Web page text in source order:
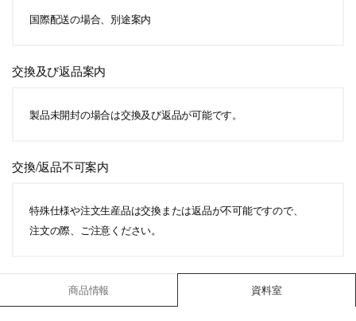
国際配送の場合、別途案内
交換及び返品案内
製品未開封の場合は交換及び返品が可能です。
交換/返品不可案内
特殊仕様や注文生産品は交換または返品が不可能ですので、
注文の際、ご注意ください。
商品情報 資料室